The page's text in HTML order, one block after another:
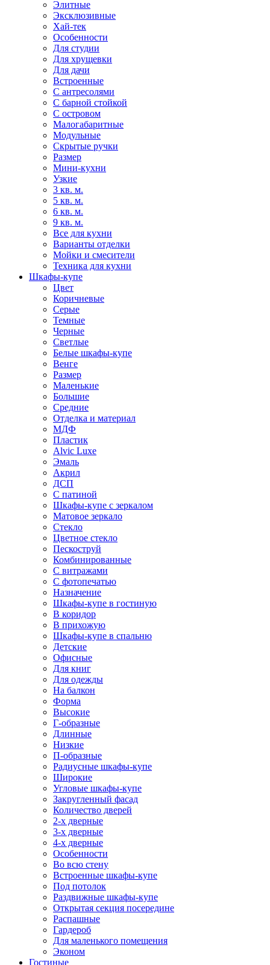
Элитные
Эксклюзивные
Хай-тек
Особенности
Для студии
Для хрущевки
Для дачи
Встроенные
С антресолями
С барной стойкой
С островом
Малогабаритные
Модульные
Скрытые ручки
Размер
Мини-кухни
Узкие
3 кв. м.
5 кв. м.
6 кв. м.
9 кв. м.
Все для кухни
Варианты отделки
Мойки и смесители
Техника для кухни
Шкафы-купе
Цвет
Коричневые
Серые
Темные
Черные
Светлые
Белые шкафы-купе
Венге
Размер
Маленькие
Большие
Средние
Отделка и материал
МДФ
Пластик
Alvic Luxe
Эмаль
Акрил
ДСП
С патиной
Шкафы-купе с зеркалом
Матовое зеркало
Стекло
Цветное стекло
Пескоструй
Комбинированные
С витражами
С фотопечатью
Назначение
Шкафы-купе в гостиную
В коридор
В прихожую
Шкафы-купе в спальню
Детские
Офисные
Для книг
Для одежды
На балкон
Форма
Высокие
Г-образные
Длинные
Низкие
П-образные
Радиусные шкафы-купе
Широкие
Угловые шкафы-купе
Закругленный фасад
Количество дверей
2-х дверные
3-х дверные
4-х дверные
Особенности
Во всю стену
Встроенные шкафы-купе
Под потолок
Раздвижные шкафы-купе
Открытая секция посередине
Распашные
Гардероб
Для маленького помещения
Эконом
Гостиные